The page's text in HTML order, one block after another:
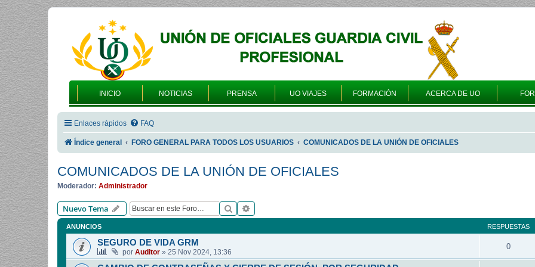
INICIO NOTICIAS PRENSA UO VIAJES FORMACIÓN ACERCA DE UO
Enlaces rápidos FAQ
Índice general FORO GENERAL PARA TODOS LOS USUARIOS COMUNICADOS DE LA UNIÓN DE OFICIALES
COMUNICADOS DE LA UNIÓN DE OFICIALES
Moderador: Administrador
Nuevo Tema Buscar
ANUNCIOS RESPUESTAS
SEGURO DE VIDA GRM
por Auditor » 25 Nov 2024, 13:36
0